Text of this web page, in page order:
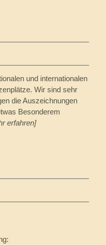
und internationalen
Wir sind sehr
die Auszeichnungen
Besonderem
erfahren]